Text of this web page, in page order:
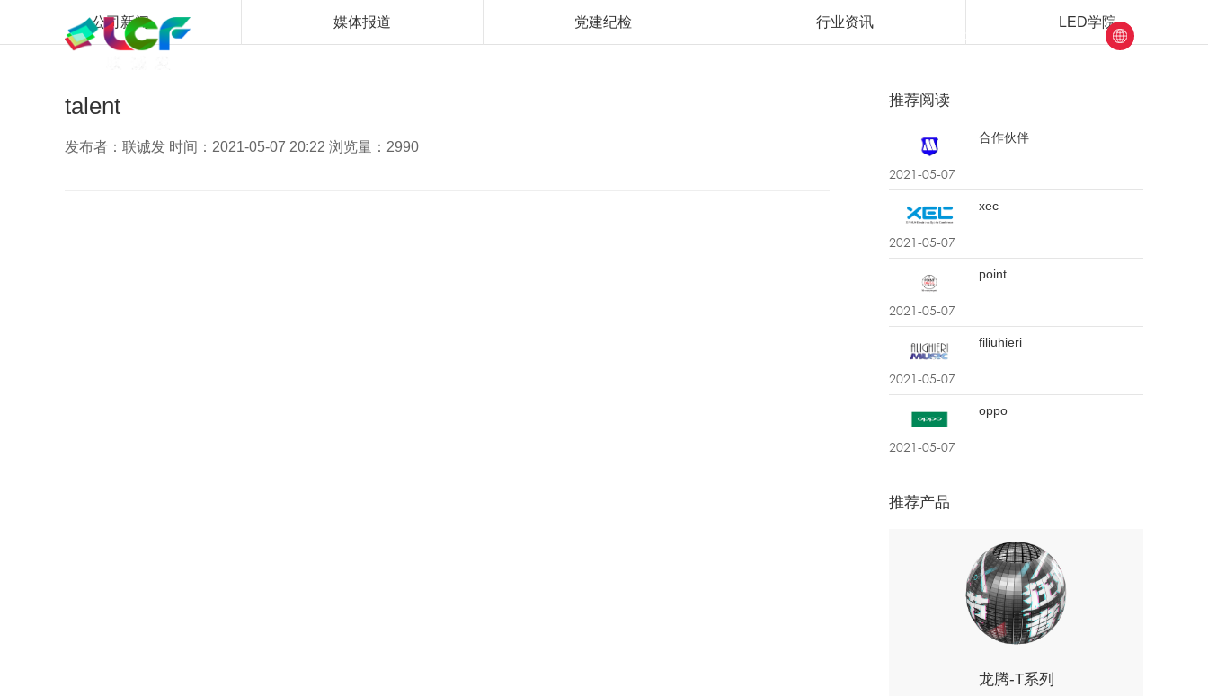
公司新闻 媒体报道 党建纪检 行业资讯 LED学院
talent
发布者：联诚发 时间：2021-05-07 20:22 浏览量：2990
推荐阅读
合作伙伴
2021-05-07
xec
2021-05-07
point
2021-05-07
filiuhieri
2021-05-07
oppo
2021-05-07
推荐产品
龙腾-T系列